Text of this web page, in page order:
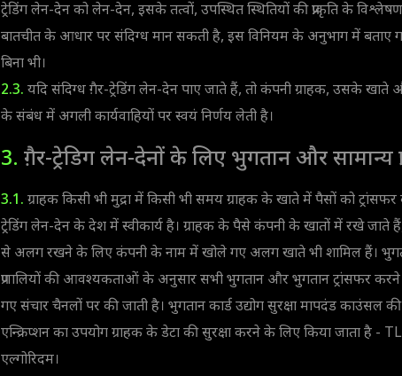
ट्रेडिंग लेन-देन को लेन-देन, इसके तत्वों, उपस्थित स्थितियों की प्राकृति के
बातचीत के आधार पर संदिग्ध मान सकती है, इस विनियम के अनुभाग में
बिना भी।
2.3. यदि संदिग्ध ग़ैर-ट्रेडिंग लेन-देन पाए जाते हैं, तो कंपनी ग्राहक, उसके खाते
के संबंध में अगली कार्यवाहियों पर स्वयं निर्णय लेती है।
3. ग़ैर-ट्रेडिग लेन-देनों के लिए भुगतान और सामान्य
3.1. ग्राहक किसी भी मुद्रा में किसी भी समय ग्राहक के खाते में पैसों को
ट्रेडिंग लेन-देन के देश में स्वीकार्य है। ग्राहक के पैसे कंपनी के खातों में रखे जाते
से अलग रखने के लिए कंपनी के नाम में खोले गए अलग खाते भी शामिल हैं।
प्रणालियों की आवश्यकताओं के अनुसार सभी भुगतान और भुगतान ट्रांसफर करने
गए संचार चैनलों पर की जाती है। भुगतान कार्ड उद्योग सुरक्षा मापदंड काउंसल
एन्क्रिप्शन का उपयोग ग्राहक के डेटा की सुरक्षा करने के लिए किया जाता है
एल्गोरिदम।